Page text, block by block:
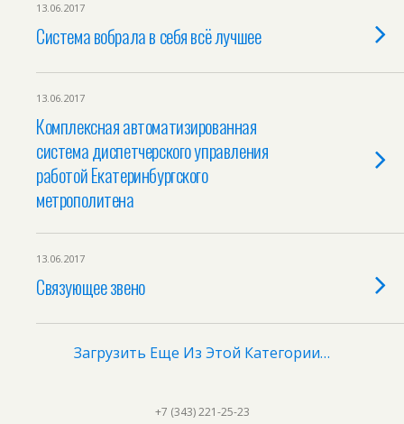
13.06.2017
Система вобрала в себя всё лучшее
13.06.2017
Комплексная автоматизированная
система диспетчерского управления
работой Екатеринбургского
метрополитена
13.06.2017
Связующее звено
Загрузить Еще Из Этой Категории…
+7 (343) 221-25-23